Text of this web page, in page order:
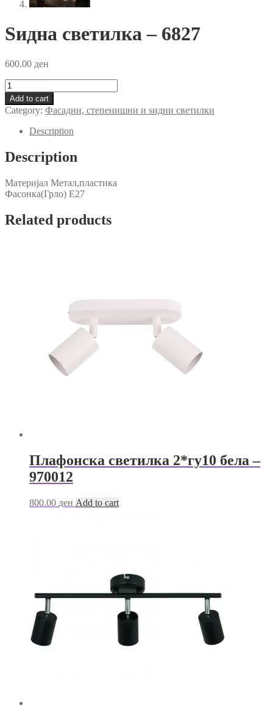
Ѕидна светилка – 6827
600.00 ден
Ѕидна
светилка
-
6827
quantity
Add to cart
Category: Фасадни, степенишни и ѕидни светилки
Description
Description
Материјал Mетал,пластика
Фасонка(Грло) Е27
Related products
Плафонска светилка 2*гу10 бела –
970012
800.00 ден Add to cart